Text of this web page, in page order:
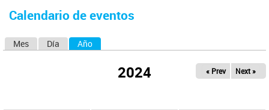
usted
Calendario de eventos
Mes Día Año
2024 « Prev Next »